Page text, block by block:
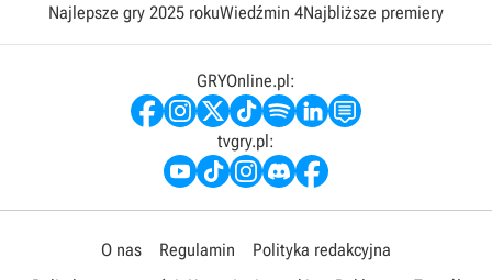
Najlepsze gry 2025 rokuWiedźmin 4Najbliższe premiery
GRYOnline.pl:
tvgry.pl:
O nas Regulamin
Polityka redakcyjna